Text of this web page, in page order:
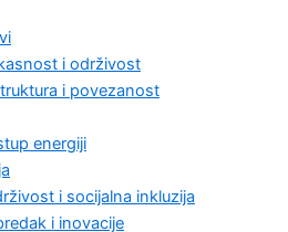
i održivost
i povezanost
energiji
i socijalna inkluzija
i inovacije